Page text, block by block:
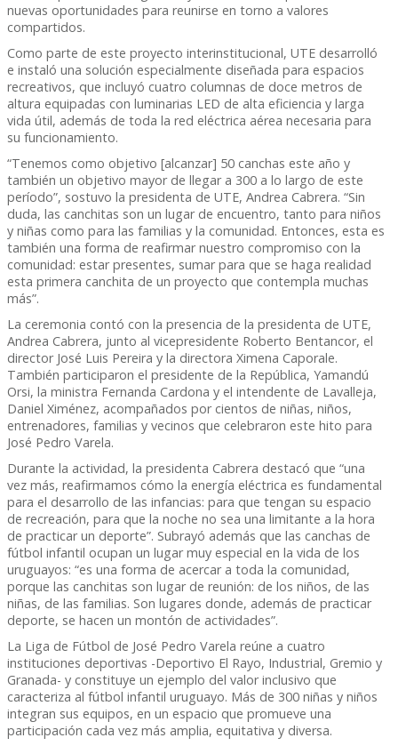
nuevas oportunidades para reunirse en torno a valores
compartidos.
Como parte de este proyecto interinstitucional, UTE desarrolló
e instaló una solución especialmente diseñada para espacios
recreativos, que incluyó cuatro columnas de doce metros de
altura equipadas con luminarias LED de alta eficiencia y larga
vida útil, además de toda la red eléctrica aérea necesaria para
su funcionamiento.
“Tenemos como objetivo [alcanzar] 50 canchas este año y
también un objetivo mayor de llegar a 300 a lo largo de este
período”, sostuvo la presidenta de UTE, Andrea Cabrera. “Sin
duda, las canchitas son un lugar de encuentro, tanto para niños
y niñas como para las familias y la comunidad. Entonces, esta es
también una forma de reafirmar nuestro compromiso con la
comunidad: estar presentes, sumar para que se haga realidad
esta primera canchita de un proyecto que contempla muchas
más”.
La ceremonia contó con la presencia de la presidenta de UTE,
Andrea Cabrera, junto al vicepresidente Roberto Bentancor, el
director José Luis Pereira y la directora Ximena Caporale.
También participaron el presidente de la República, Yamandú
Orsi, la ministra Fernanda Cardona y el intendente de Lavalleja,
Daniel Ximénez, acompañados por cientos de niñas, niños,
entrenadores, familias y vecinos que celebraron este hito para
José Pedro Varela.
Durante la actividad, la presidenta Cabrera destacó que “una
vez más, reafirmamos cómo la energía eléctrica es fundamental
para el desarrollo de las infancias: para que tengan su espacio
de recreación, para que la noche no sea una limitante a la hora
de practicar un deporte”. Subrayó además que las canchas de
fútbol infantil ocupan un lugar muy especial en la vida de los
uruguayos: “es una forma de acercar a toda la comunidad,
porque las canchitas son lugar de reunión: de los niños, de las
niñas, de las familias. Son lugares donde, además de practicar
deporte, se hacen un montón de actividades”.
La Liga de Fútbol de José Pedro Varela reúne a cuatro
instituciones deportivas -Deportivo El Rayo, Industrial, Gremio y
Granada- y constituye un ejemplo del valor inclusivo que
caracteriza al fútbol infantil uruguayo. Más de 300 niñas y niños
integran sus equipos, en un espacio que promueve una
participación cada vez más amplia, equitativa y diversa.